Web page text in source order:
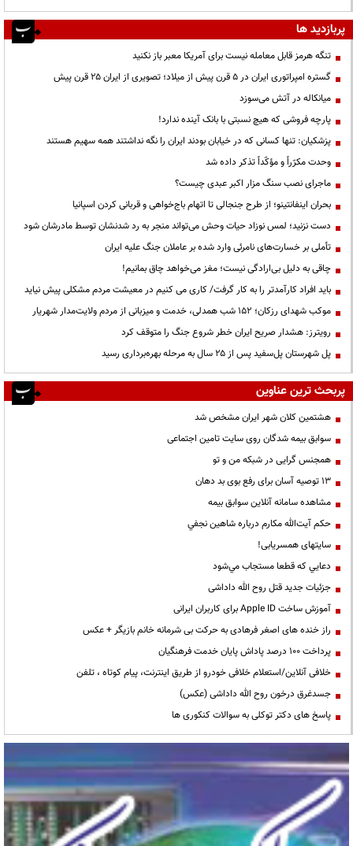
پربازدید ها
تنگه هرمز قابل معامله نیست برای آمریکا معبر باز نکنید
گستره امپراتوری ایران در ۵ قرن پیش از میلاد؛ تصویری از ایران ۲۵ قرن پیش
میانکاله در آتش می‌سوزد
پارچه فروشی که هیچ نسبتی با بانک آینده ندارد!
پزشکیان: تنها کسانی که در خیابان بودند ایران را نگه نداشتند همه سهیم هستند
وحدت مکرّراً و مؤکّداً تذکر داده شد
ماجرای نصب سنگ مزار اکبر عبدی چیست؟
بحران اینفانتینو؛ از طرح جنجالی تا اتهام باج‌خواهی و قربانی کردن اسپانیا
دست نزنید؛ لمس نوزاد حیات وحش می‌تواند منجر به رد شدنشان توسط مادرشان شود
تأملی بر خسارت‌های نامرئی وارد شده بر عاملان جنگ علیه ایران
چاقی به دلیل بی‌ارادگی نیست؛ مغز می‌خواهد چاق بمانیم!
باید افراد کارآمدتر را به کار گرفت/ کاری می کنیم در معیشت مردم مشکلی پیش نیاید
موکب شهدای رزکان؛ ۱۵۲ شب همدلی، خدمت و میزبانی از مردم ولایت‌مدار شهریار
رویترز: هشدار صریح ایران خطر شروع جنگ را متوقف کرد
پل شهرستان پل‌سفید پس از ۲۵ سال به مرحله بهره‌برداری رسید
پربحث ترین عناوین
هشتمین کلان شهر ایران مشخص شد
سوابق بیمه شدگان روی سایت تامین اجتماعی
همجنس گرایی در شبکه من و تو
13 توصیه آسان برای رفع بوی بد دهان
مشاهده سامانه آنلاين سوابق بیمه
حكم آيت‌الله مكارم درباره شاهين نجفي
سایتهای همسریابی!
دعايي كه قطعا مستجاب مي‌شود
جزئیات جدید قتل روح الله داداشی
آموزش ساخت Apple ID برای کاربران ایرانی
راز خنده های اصغر فرهادی به حرکت بی شرمانه خانم بازیگر + عکس
پرداخت ۱۰۰ درصد پاداش پایان خدمت فرهنگیان
خلافی آنلاین/استعلام خلافی خودرو از طریق اینترنت، پیام کوتاه ، تلفن
جسدغرق درخون روح الله داداشی (عکس)
پاسخ های دکتر توکلی به سوالات کنکوری ها